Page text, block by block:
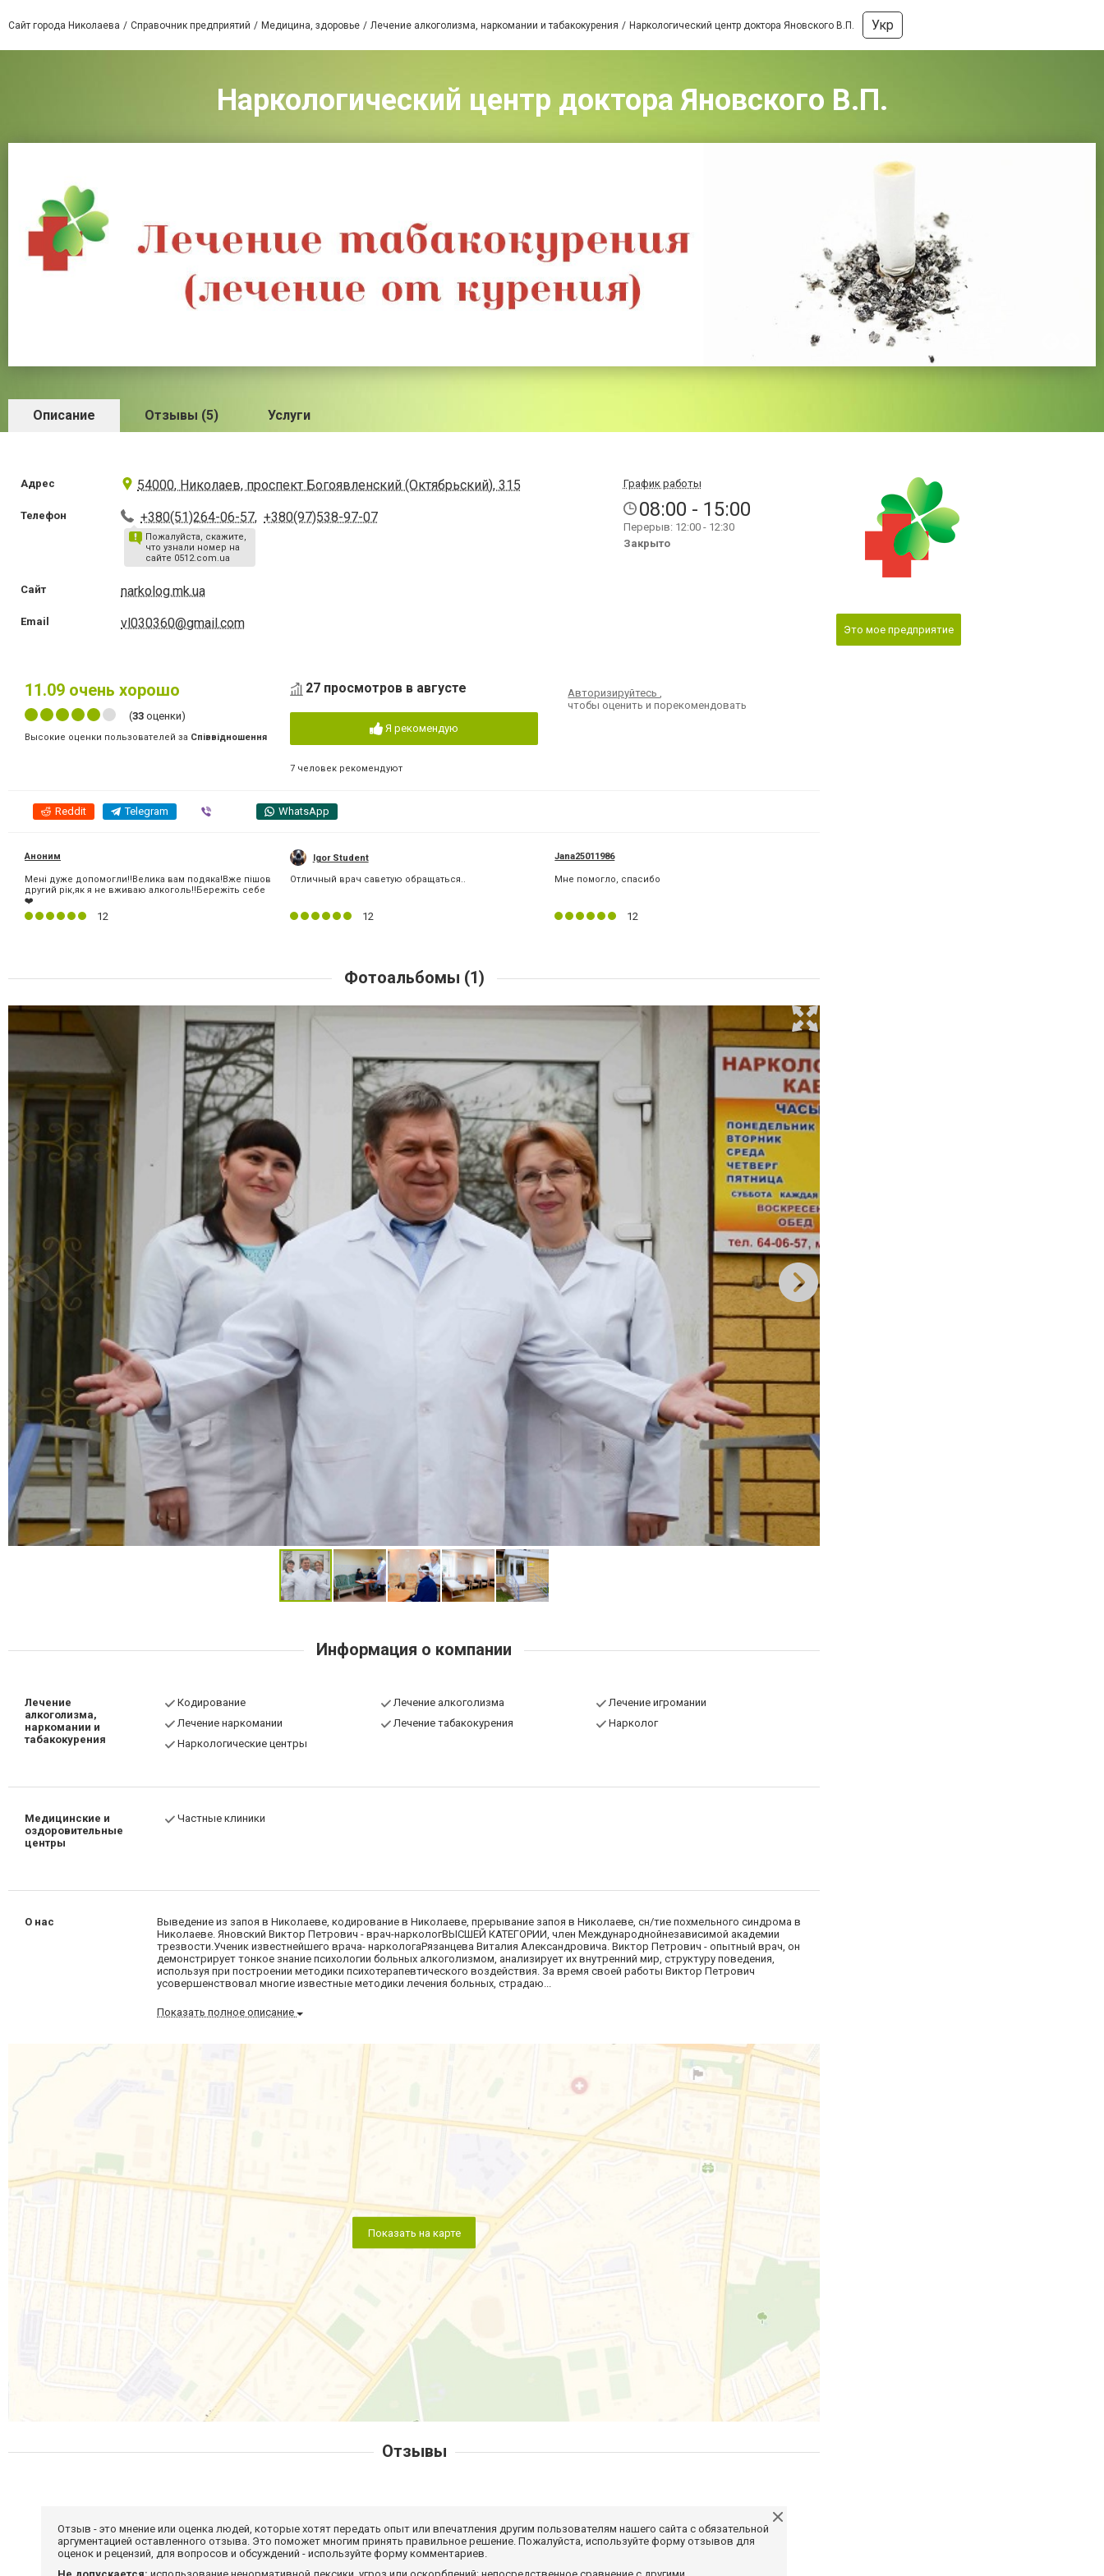
Сайт города Николаева Справочник предприятий Медицина, здоровье Лечение алкоголизма, наркомании и табакокурения Наркологический центр доктора Яновского В.П. Укр
Наркологический центр доктора Яновского В.П.
Описание Отзывы (5) Услуги
Адрес 54000, Николаев, проспект Богоявленский (Октябрьский), 315
Телефон +380(51)264-06-57, +380(97)538-97-07
Пожалуйста, скажите,
что узнали номер на
сайте 0512.com.ua
Сайт narkolog.mk.ua
Email vl030360@gmail.com
График работы
08:00 - 15:00
Перерыв: 12:00 - 12:30
Закрыто
11.09 очень хорошо
(33 оценки)
Высокие оценки пользователей за Співвідношення
27 просмотров в августе
Я рекомендую
7 человек рекомендуют
Авторизируйтесь
чтобы оценить и порекомендовать
Reddit Telegram WhatsApp
Аноним
Мені дуже допомогли!!Велика вам подяка!Вже пішов
другий рік,як я не вживаю алкоголь!!Бережіть себе
❤️
12
Igor Student
Отличный врач саветую обращаться..
12
Jana25011986
Мне помогло, спасибо
12
Фотоальбомы (1)
Информация о компании
Лечение
алкоголизма,
наркомании и
табакокурения
Кодирование Лечение алкоголизма
Лечение игромании
Лечение наркомании
Лечение табакокурения
Нарколог
Наркологические центры
Медицинские и
оздоровительные
центры
Частные клиники
О нас
Выведение из запоя в Николаеве, кодирование в Николаеве, прерывание запоя в Николаеве, сн/тие похмельного синдрома в
Николаеве. Яновский Виктор Петрович - врач-наркологВЫСШЕЙ КАТЕГОРИИ, член Международнойнезависимой академии
трезвости.Ученик известнейшего врача- наркологаРязанцева Виталия Александровича. Виктор Петрович - опытный врач, он
демонстрирует тонкое знание психологии больных алкоголизмом, анализирует их внутренний мир, структуру поведения,
используя при построении методики психотерапевтического воздействия. За время своей работы Виктор Петрович
усовершенствовал многие известные методики лечения больных, страдаю...
Показать полное описание
Показать на карте
Это мое предприятие
Отзывы
Отзыв - это мнение или оценка людей, которые хотят передать опыт или впечатления другим пользователям нашего сайта с обязательной
аргументацией оставленного отзыва. Это поможет многим принять правильное решение. Пожалуйста, используйте форму отзывов для
оценок и рецензий, для вопросов и обсуждений - используйте форму комментариев.